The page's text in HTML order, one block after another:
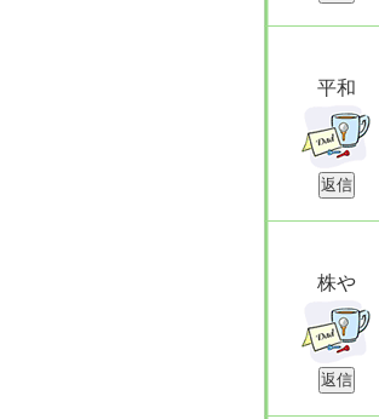
平和
株や